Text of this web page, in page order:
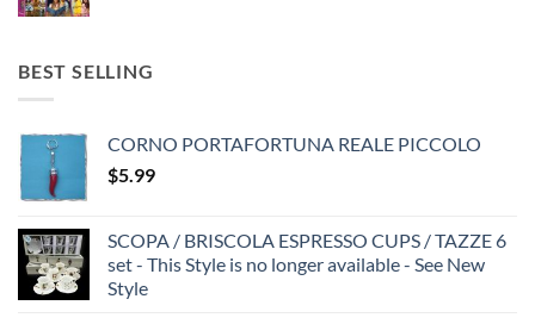
BEST SELLING
CORNO PORTAFORTUNA REALE PICCOLO
$5.99
SCOPA / BRISCOLA ESPRESSO CUPS / TAZZE 6
set - This Style is no longer available - See New
Style